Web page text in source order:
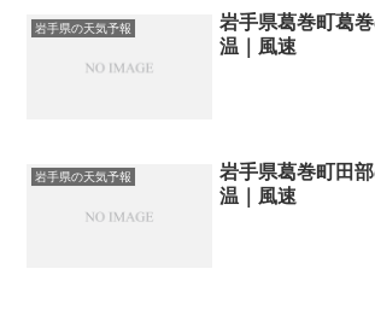
岩手県の天気予報
岩手県葛巻町葛
温｜風速
岩手県の天気予報
岩手県葛巻町田
温｜風速